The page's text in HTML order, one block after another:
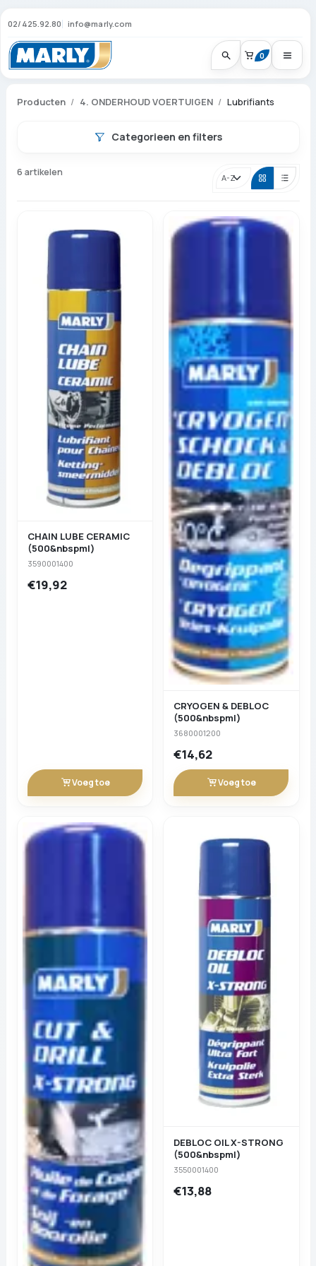
02/425.92.80 info@marly.com
0
Producten 4. ONDERHOUD VOERTUIGEN Lubrifiants
Categorieen en filters
6 artikelen
Sorteren
CHAIN LUBE CERAMIC
(500&nbspml)
3590001400
€19,92
Voeg toe
CRYOGEN & DEBLOC
(500&nbspml)
3680001200
€14,62
Voeg toe
DEBLOC OIL X-STRONG
(500&nbspml)
3550001400
€13,88